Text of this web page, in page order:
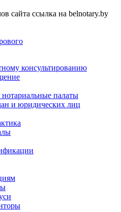
сайта ссылка на belnotary.by
консультированию
палаты
и юридических лиц